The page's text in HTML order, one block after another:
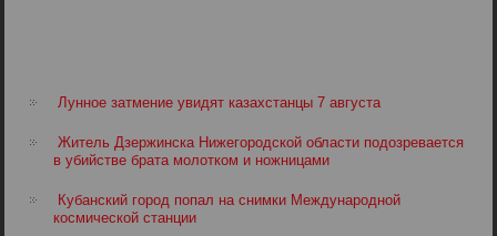
Лунное затмение увидят казахстанцы 7 августа
Житель Дзержинска Нижегородской области подозревается
в убийстве брата молотком и ножницами
Кубанский город попал на снимки Международной
космической станции